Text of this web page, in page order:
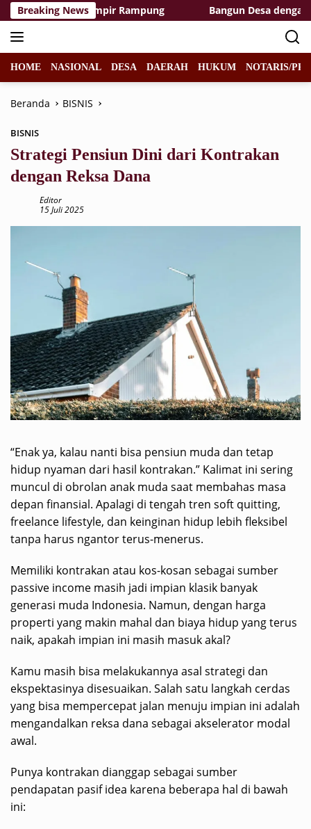
Langsung
ke
konten
Breaking News
TMMD Hampir Rampung Bangun Desa dengan Hati,
HOME NASIONAL DESA DAERAH HUKUM NOTARIS/
Beranda BISNIS
BISNIS
Strategi Pensiun Dini dari Kontrakan
dengan Reksa Dana
Editor
15 Juli 2025
“Enak ya, kalau nanti bisa pensiun muda dan tetap
hidup nyaman dari hasil kontrakan.” Kalimat ini sering
muncul di obrolan anak muda saat membahas masa
depan finansial. Apalagi di tengah tren soft quitting,
freelance lifestyle, dan keinginan hidup lebih fleksibel
tanpa harus ngantor terus-menerus.
Memiliki kontrakan atau kos-kosan sebagai sumber
passive income masih jadi impian klasik banyak
generasi muda Indonesia. Namun, dengan harga
properti yang makin mahal dan biaya hidup yang terus
naik, apakah impian ini masih masuk akal?
Kamu masih bisa melakukannya asal strategi dan
ekspektasinya disesuaikan. Salah satu langkah cerdas
yang bisa mempercepat jalan menuju impian ini adalah
mengandalkan reksa dana sebagai akselerator modal
awal.
Punya kontrakan dianggap sebagai sumber
pendapatan pasif idea karena beberapa hal di bawah
ini: